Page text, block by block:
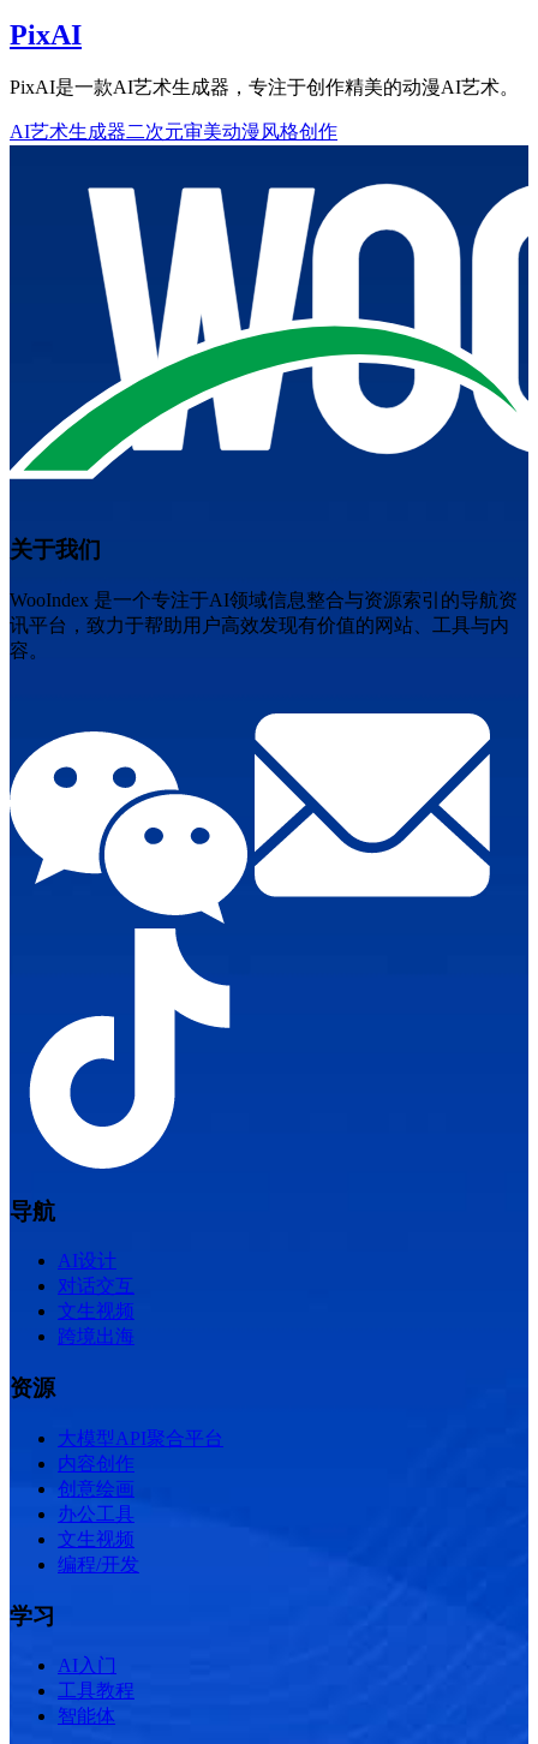
PixAI
PixAI是一款AI艺术生成器，专注于创作精美的动漫AI艺术。
AI艺术生成器二次元审美动漫风格创作
关于我们
WooIndex 是一个专注于AI领域信息整合与资源索引的导航资
讯平台，致力于帮助用户高效发现有价值的网站、工具与内
容。
导航
AI设计
对话交互
文生视频
跨境出海
资源
大模型API聚合平台
内容创作
创意绘画
办公工具
文生视频
编程/开发
学习
AI入门
工具教程
智能体